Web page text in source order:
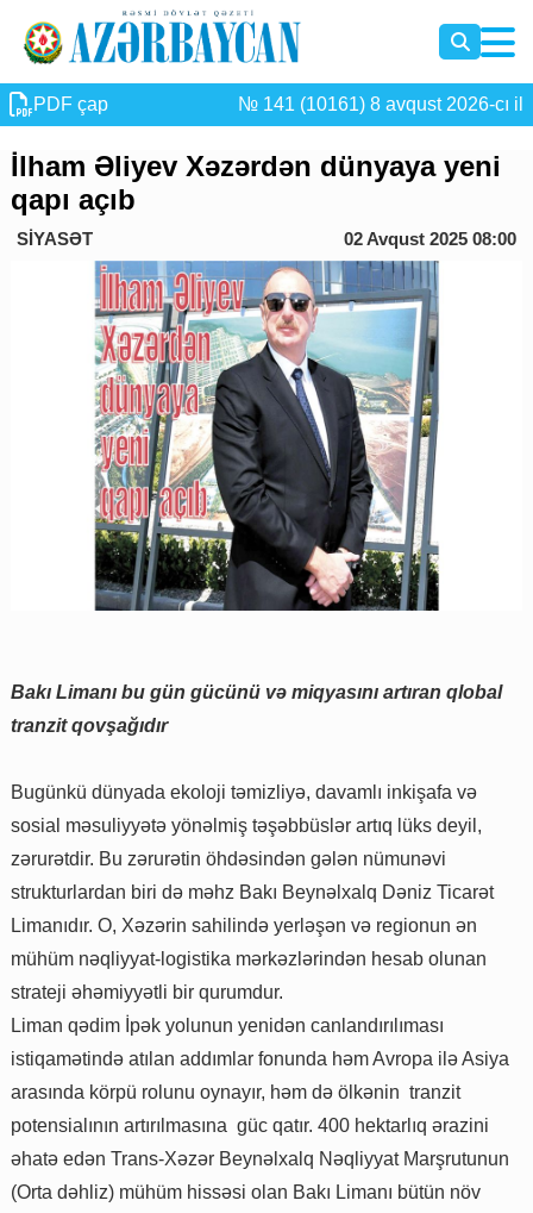
PDF çap № 141 (10161) 8 avqust 2026-cı il
İlham Əliyev Xəzərdən dünyaya yeni
qapı açıb
SİYASƏT 02 Avqust 2025 08:00
Bakı Limanı bu gün gücünü və miqyasını artıran qlobal
tranzit qovşağıdır
Bugünkü dünyada ekoloji təmizliyə, davamlı inkişafa və
sosial məsuliyyətə yönəlmiş təşəbbüslər artıq lüks deyil,
zərurətdir. Bu zərurətin öhdəsindən gələn nümunəvi
strukturlardan biri də məhz Bakı Beynəlxalq Dəniz Ticarət
Limanıdır. O, Xəzərin sahilində yerləşən və regionun ən
mühüm nəqliyyat-logistika mərkəzlərindən hesab olunan
strateji əhəmiyyətli bir qurumdur.
Liman qədim İpək yolunun yenidən canlandırılıması
istiqamətində atılan addımlar fonunda həm Avropa ilə Asiya
arasında körpü rolunu oynayır, həm də ölkənin tranzit
potensialının artırılmasına güc qatır. 400 hektarlıq ərazini
əhatə edən Trans-Xəzər Beynəlxalq Nəqliyyat Marşrutunun
(Orta dəhliz) mühüm hissəsi olan Bakı Limanı bütün növ